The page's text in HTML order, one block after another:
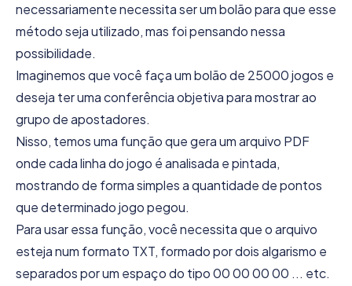
necessariamente necessita ser um bolão para que esse
método seja utilizado, mas foi pensando nessa
possibilidade.
Imaginemos que você faça um bolão de 25000 jogos e
deseja ter uma conferência objetiva para mostrar ao
grupo de apostadores.
Nisso, temos uma função que gera um arquivo PDF
onde cada linha do jogo é analisada e pintada,
mostrando de forma simples a quantidade de pontos
que determinado jogo pegou.
Para usar essa função, você necessita que o arquivo
esteja num formato TXT, formado por dois algarismo e
separados por um espaço do tipo 00 00 00 00 ... etc.